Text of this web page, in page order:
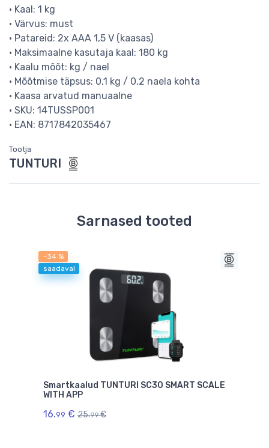
• Kaal: 1 kg
• Värvus: must
• Patareid: 2x AAA 1,5 V (kaasas)
• Maksimaalne kasutaja kaal: 180 kg
• Kaalu mõõt: kg / nael
• Mõõtmise täpsus: 0,1 kg / 0,2 naela kohta
• Kaasa arvatud manuaalne
• SKU: 14TUSSP001
• EAN: 8717842035467
Tootja
TUNTURI
Sarnased tooted
-34 %
saadaval
Smartkaalud TUNTURI SC30 SMART SCALE
WITH APP
16.99 € 25.99€